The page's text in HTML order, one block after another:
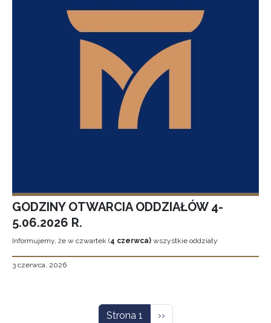
GODZINY OTWARCIA ODDZIAŁÓW 4-
5.06.2026 R.
Informujemy, że w czwartek (4 czerwca) wszystkie oddziały
3 czerwca, 2026
Strona 1 Następna strona
››